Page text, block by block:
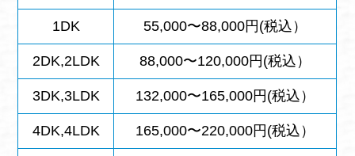
1DK 55,000〜88,000円(税込）
2DK,2LDK 88,000〜120,000円(税込）
3DK,3LDK 132,000〜165,000円(税込）
4DK,4LDK 165,000〜220,000円(税込）